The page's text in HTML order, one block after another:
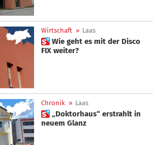
Wirtschaft » Laas
 Wie geht es mit der Disco
FIX weiter?
Chronik » Laas
 „Doktorhaus“ erstrahlt in
neuem Glanz